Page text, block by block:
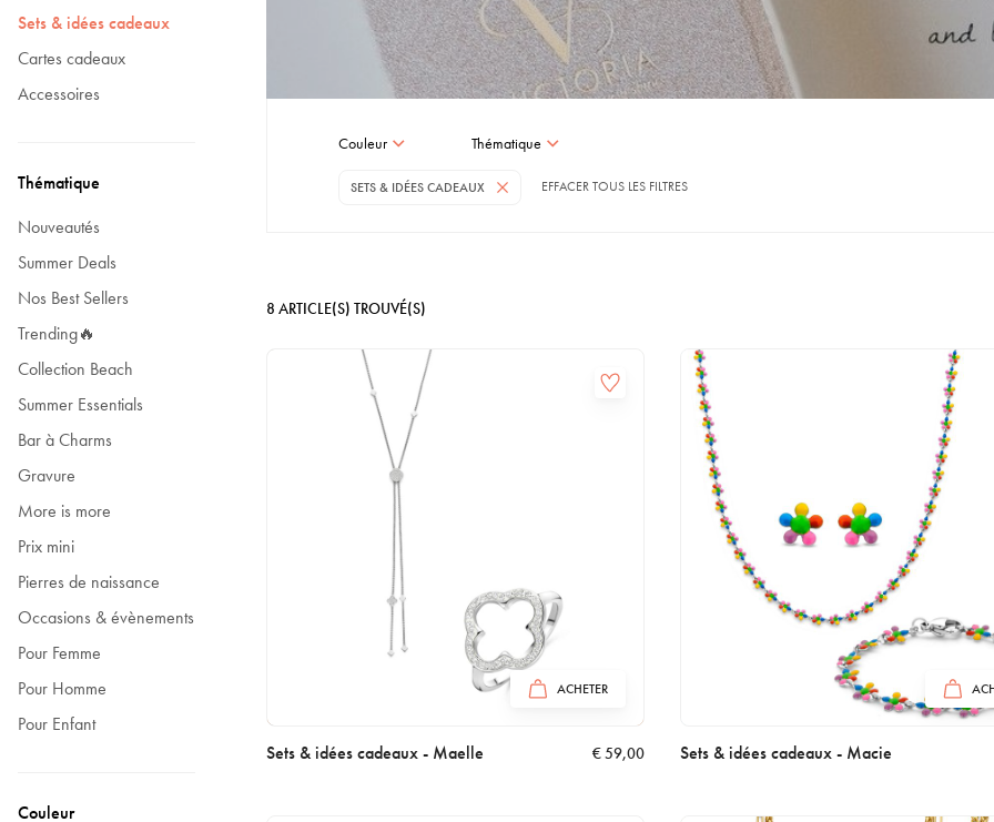
Sets & idées cadeaux
Cartes cadeaux
Accessoires
Thématique
Nouveautés
Summer Deals
Nos Best Sellers
Trending🔥
Collection Beach
Summer Essentials
Bar à Charms
Gravure
More is more
Prix mini
Pierres de naissance
Occasions & évènements
Pour Femme
Pour Homme
Pour Enfant
Couleur
Couleur Thématique
SETS & IDÉES CADEAUX EFFACER TOUS LES FILTRES
8 ARTICLE(S) TROUVÉ(S)
ACHETER
Sets & idées cadeaux - Maelle €59,00 Sets & idées cadeaux - Macie